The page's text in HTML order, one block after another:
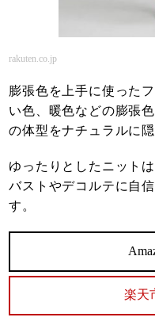
rakuten.co.jp
膨張色を上手に使った
い色、暖色などの膨張
の体型をナチュラルに隠
ゆったりとしたニット
バストやデコルテに自
す。
楽天